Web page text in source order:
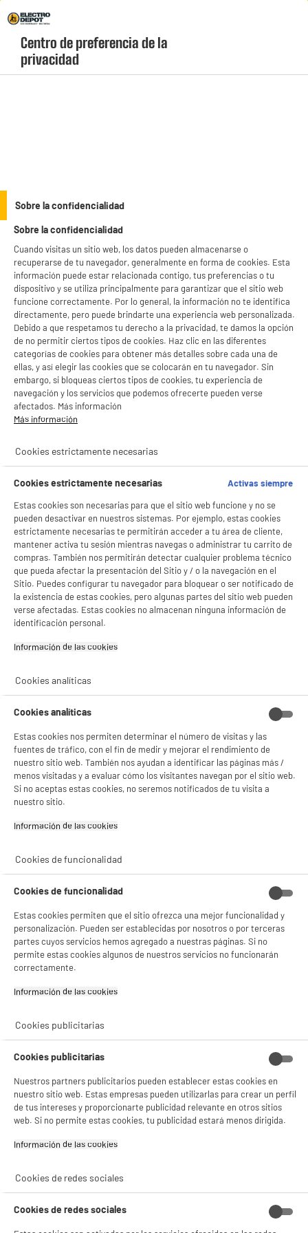
Menú
geolocation-header-icon-text
account
1 €98
Hastaagosto 2029
Características
Tipo de producto Bolsas de basura
Colores Verde
Materia principal
Dimensiones del producto
Dimensiones paquete
plástico reciclado
Cierres deslizantes
Dimensiones 68x70cm
Peso neto
Nombre del fabricante,
registrada
correo electrónico INFO@VENETACART.COM
Código del artículo 981601
DEPOT
Con el fin de mejorar tu experiencia, y tras tu consentimiento, ELECTRO DEPOT
- compartir contenido adaptado a tus preferencias
- ofrecer publicidad y comunicaciones personalizadas
- facilitar el intercambio de contenido en las redes sociales
- analizar el tráfico en nuestro sitio web Consulta la política de cookies.
Consulta la política de cookies. .
Si aceptas, la experiencia será aún mejor. Si no acepta, se utilizarán cookies
estadísticas anónimas basadas en tu navegación. Puedes oponerte a su uso
gestionando sus cookies.
¡Buena visita!
Centro de preferencia de la
privacidad
Sobre la confidencialidad
Sobre la confidencialidad
Cuando visitas un sitio web, los datos pueden almacenarse o
recuperarse de tu navegador, generalmente en forma de cookies. Esta
información puede estar relacionada contigo, tus preferencias o tu
dispositivo y se utiliza principalmente para garantizar que el sitio web
funcione correctamente. Por lo general, la información no te identifica
directamente, pero puede brindarte una experiencia web personalizada.
Debido a que respetamos tu derecho a la privacidad, te damos la opción
de no permitir ciertos tipos de cookies. Haz clic en las diferentes
categorías de cookies para obtener más detalles sobre cada una de
ellas, y así elegir las cookies que se colocarán en tu navegador. Sin
embargo, si bloqueas ciertos tipos de cookies, tu experiencia de
navegación y los servicios que podemos ofrecerte pueden verse
afectados. Más información
Más información
Cookies estrictamente necesarias
Cookies estrictamente necesarias
Activas siempre
Estas cookies son necesarias para que el sitio web funcione y no se
pueden desactivar en nuestros sistemas. Por ejemplo, estas cookies
estrictamente necesarias te permitirán acceder a tu área de cliente,
mantener activa tu sesión mientras navegas o administrar tu carrito de
compras. También nos permitirán detectar cualquier problema técnico
que pueda afectar la presentación del Sitio y / o la navegación en el
Sitio. Puedes configurar tu navegador para bloquear o ser notificado de
la existencia de estas cookies, pero algunas partes del sitio web pueden
verse afectadas. Estas cookies no almacenan ninguna información de
identificación personal.
Información de las cookies‎
Cookies analíticas
Cookies analíticas
Estas cookies nos permiten determinar el número de visitas y las
fuentes de tráfico, con el fin de medir y mejorar el rendimiento de
nuestro sitio web. También nos ayudan a identificar las páginas más /
menos visitadas y a evaluar cómo los visitantes navegan por el sitio web.
Si no aceptas estas cookies, no seremos notificados de tu visita a
nuestro sitio.
Información de las cookies‎
Cookies de funcionalidad
Cookies de funcionalidad
Estas cookies permiten que el sitio ofrezca una mejor funcionalidad y
personalización. Pueden ser establecidas por nosotros o por terceras
partes cuyos servicios hemos agregado a nuestras páginas. Si no
permite estas cookies algunos de nuestros servicios no funcionarán
correctamente.
Información de las cookies‎
Cookies publicitarias
Cookies publicitarias
Nuestros partners publicitarios pueden establecer estas cookies en
nuestro sitio web. Estas empresas pueden utilizarlas para crear un perfil
de tus intereses y proporcionarte publicidad relevante en otros sitios
web. Si no permite estas cookies, tu publicidad estará menos dirigida.
Información de las cookies‎
Cookies de redes sociales
Cookies de redes sociales